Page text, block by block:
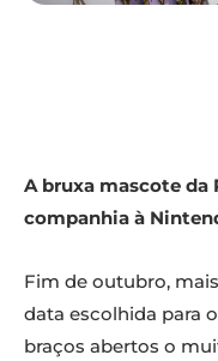
A bruxa mascote da
companhia à
Fim de outubro,
data escolhida para
braços abertos o